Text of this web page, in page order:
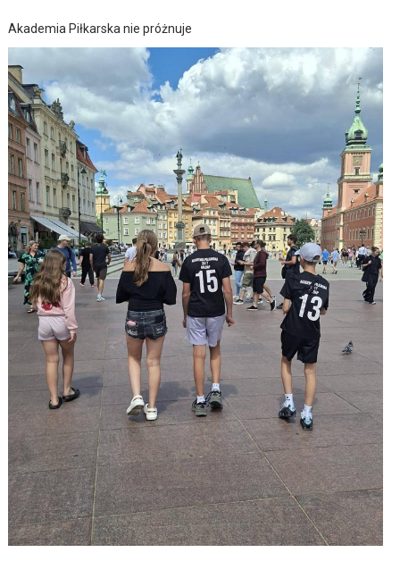
Akademia Piłkarska nie próżnuje